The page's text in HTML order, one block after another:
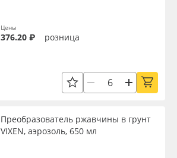
Цены
376.20 ₽ розница
Преобразователь ржавчины в грунт
VIXEN, аэрозоль, 650 мл